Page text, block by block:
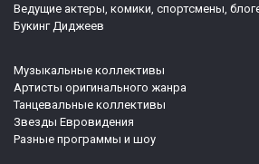
Ведущие актеры, комики, спортсмены,
Букинг Диджеев
Музыкальные коллективы
Артисты оригинального жанра
Танцевальные коллективы
Звезды Евровидения
Разные программы и шоу